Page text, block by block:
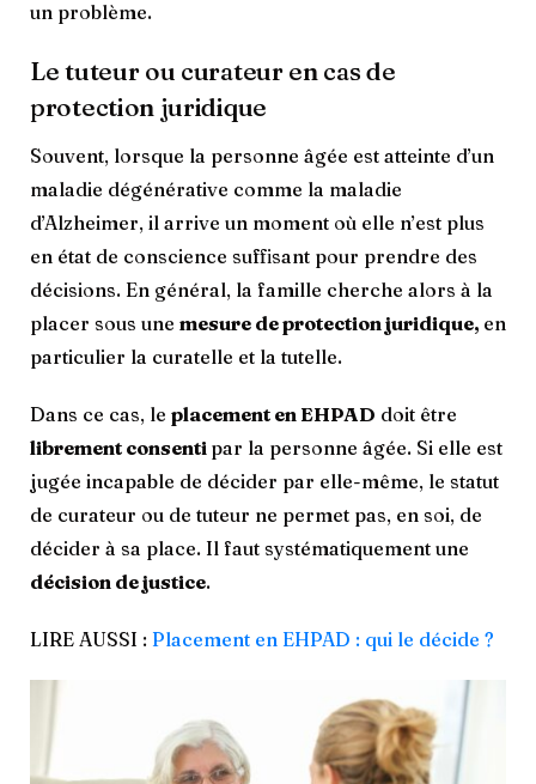
un problème.
Le tuteur ou curateur en cas de
protection juridique
Souvent, lorsque la personne âgée est atteinte d’un
maladie dégénérative comme la maladie
d’Alzheimer, il arrive un moment où elle n’est plus
en état de conscience suffisant pour prendre des
décisions. En général, la famille cherche alors à la
placer sous une mesure de protection juridique, en
particulier la curatelle et la tutelle.
Dans ce cas, le placement en EHPAD doit être
librement consenti par la personne âgée. Si elle est
jugée incapable de décider par elle-même, le statut
de curateur ou de tuteur ne permet pas, en soi, de
décider à sa place. Il faut systématiquement une
décision de justice.
LIRE AUSSI : Placement en EHPAD : qui le décide ?